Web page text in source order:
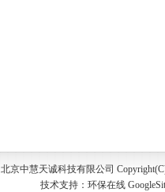
北京中慧天诚科技有限公司
技术支持： 环保在线